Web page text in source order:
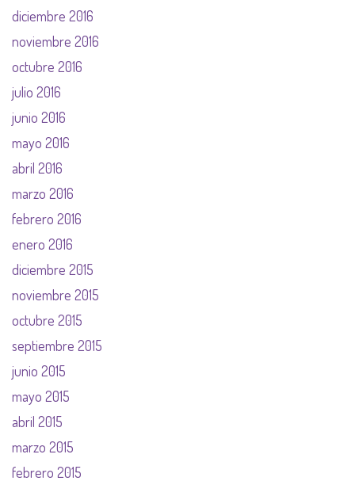
diciembre 2016
noviembre 2016
octubre 2016
julio 2016
junio 2016
mayo 2016
abril 2016
marzo 2016
febrero 2016
enero 2016
diciembre 2015
noviembre 2015
octubre 2015
septiembre 2015
junio 2015
mayo 2015
abril 2015
marzo 2015
febrero 2015